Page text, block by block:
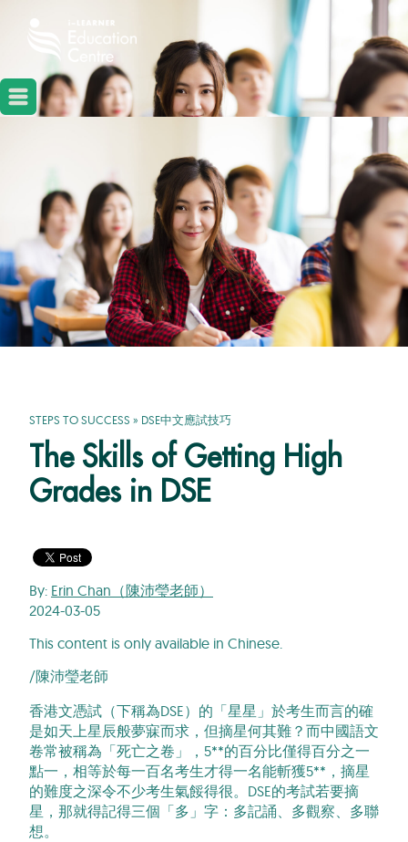
STEPS TO SUCCESS » DSE中文應試技巧
The Skills of Getting High
Grades in DSE
By: Erin Chan（陳沛瑩老師）
2024-03-05
This content is only available in Chinese.
/陳沛瑩老師
香港文憑試（下稱為DSE）的「星星」於考生而言的確
是如天上星辰般夢寐而求，但摘星何其難？而中國語文
卷常被稱為「死亡之卷」，5**的百分比僅得百分之一
點一，相等於每一百名考生才得一名能斬獲5**，摘星
的難度之深令不少考生氣餒得很。DSE的考試若要摘
星，那就得記得三個「多」字：多記誦、多觀察、多聯
想。